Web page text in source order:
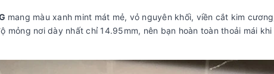
mang màu xanh mint mát mẻ, vỏ nguyên khối, viền cắt kim
mỏng nơi dày nhất chỉ 14.95mm, nên bạn hoàn toàn thoải mái